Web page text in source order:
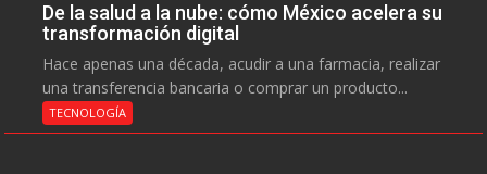
De la salud a la nube: cómo México acelera su
transformación digital
Hace apenas una década, acudir a una farmacia, realizar
una transferencia bancaria o comprar un producto...
TECNOLOGÍA